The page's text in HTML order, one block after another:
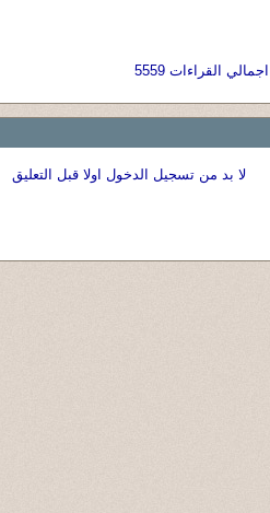
اجمالي القراءات 5559
لا بد من تسجيل الدخول اولا قبل التعليق